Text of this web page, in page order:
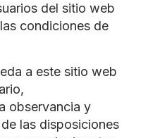
del sitio web
condiciones de
a este sitio web
observancia y
las disposiciones